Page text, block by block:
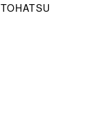
TOHATSU